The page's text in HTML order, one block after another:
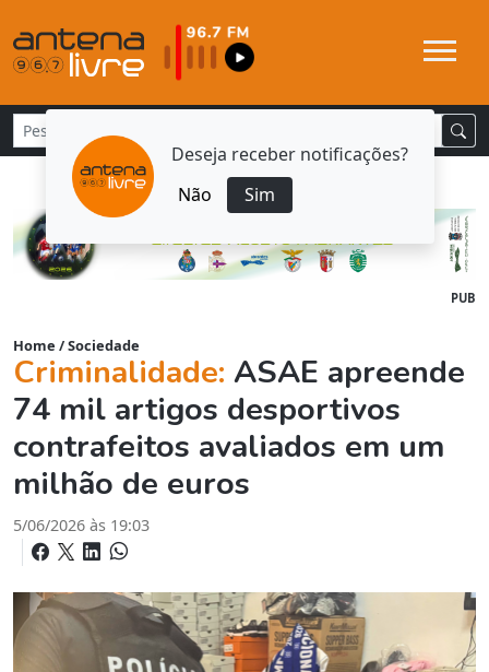
Deseja receber notificações?
Não
Sim
PUB
Home /Sociedade
Criminalidade: ASAE apreende
74 mil artigos desportivos
contrafeitos avaliados em um
milhão de euros
5/06/2026 às 19:03